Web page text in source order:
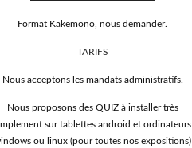
Format Kakemono, nous demander.
TARIFS
Nous acceptons les mandats administratifs.
Nous proposons des QUIZ à installer très
sur tablettes android et ordinateurs
ou linux (pour toutes nos expositions)